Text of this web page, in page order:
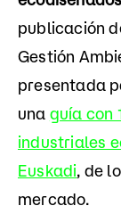
publicación
Gestión
presentada
una guía con
industriales
Euskadi, de
mercado.